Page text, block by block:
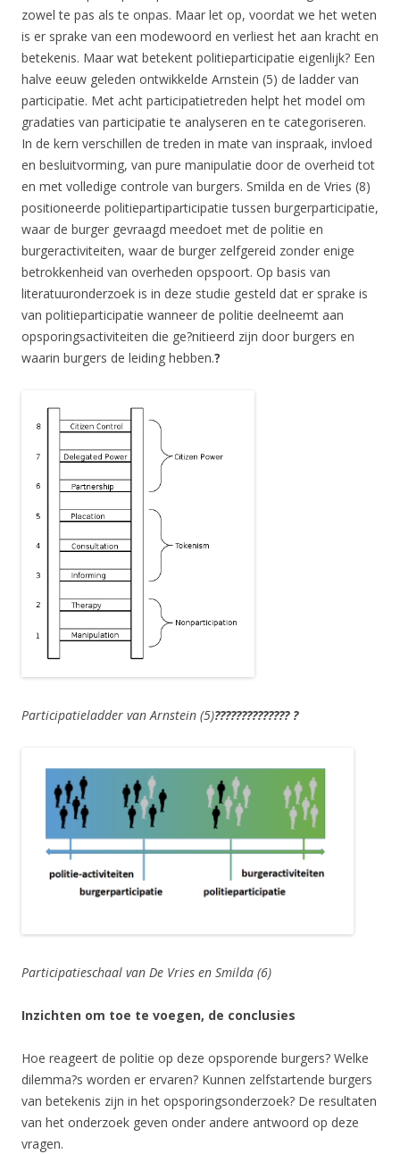
zowel te pas als te onpas. Maar let op, voordat we het weten
is er sprake van een modewoord en verliest het aan kracht en
betekenis. Maar wat betekent politieparticipatie eigenlijk? Een
halve eeuw geleden ontwikkelde Arnstein (5) de ladder van
participatie. Met acht participatietreden helpt het model om
gradaties van participatie te analyseren en te categoriseren.
In de kern verschillen de treden in mate van inspraak, invloed
en besluitvorming, van pure manipulatie door de overheid tot
en met volledige controle van burgers. Smilda en de Vries (8)
positioneerde politiepartiparticipatie tussen burgerparticipatie,
waar de burger gevraagd meedoet met de politie en
burgeractiviteiten, waar de burger zelfgereid zonder enige
betrokkenheid van overheden opspoort. Op basis van
literatuuronderzoek is in deze studie gesteld dat er sprake is
van politieparticipatie wanneer de politie deelneemt aan
opsporingsactiviteiten die ge?nitieerd zijn door burgers en
waarin burgers de leiding hebben.?
Participatieladder van Arnstein (5)?????????????? ?
Participatieschaal van De Vries en Smilda (6)
Inzichten om toe te voegen, de conclusies
Hoe reageert de politie op deze opsporende burgers? Welke
dilemma?s worden er ervaren? Kunnen zelfstartende burgers
van betekenis zijn in het opsporingsonderzoek? De resultaten
van het onderzoek geven onder andere antwoord op deze
vragen.